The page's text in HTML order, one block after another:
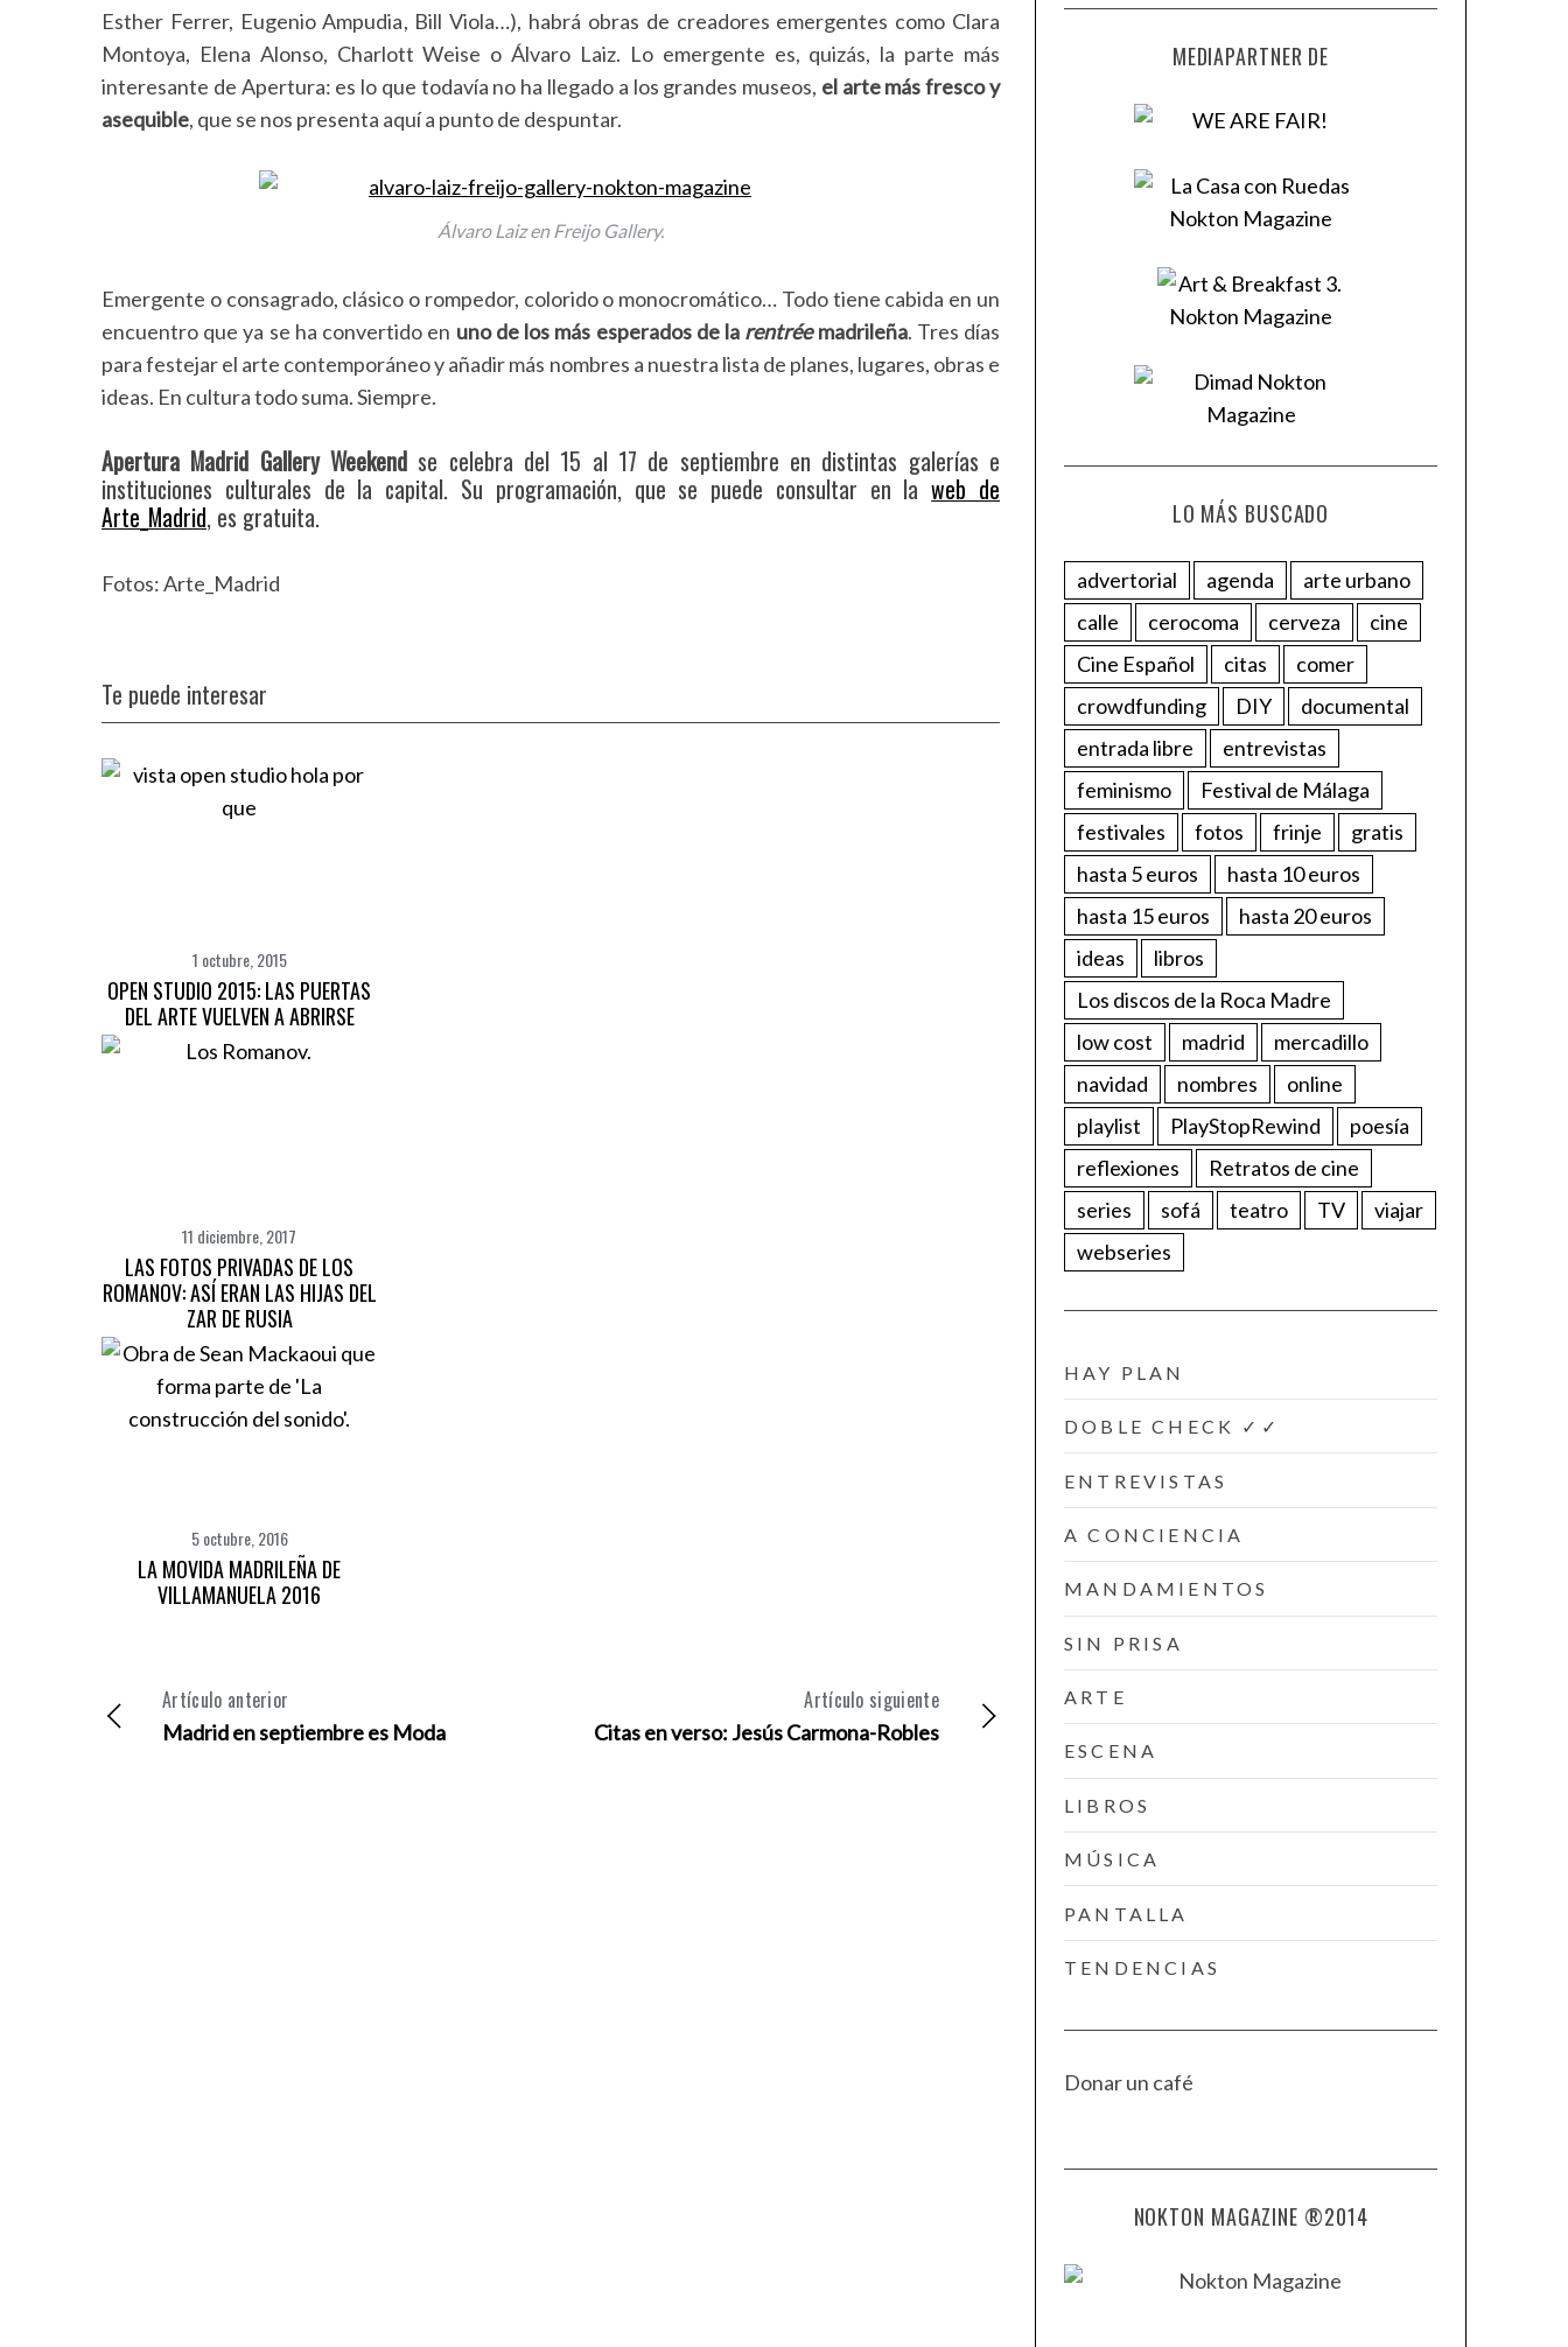
Esther Ferrer, Eugenio Ampudia, Bill Viola…), habrá obras de creadores emergentes como Clara
Montoya, Elena Alonso, Charlott Weise o Álvaro Laiz. Lo emergente es, quizás, la parte más
interesante de Apertura: es lo que todavía no ha llegado a los grandes museos, el arte más fresco y
asequible, que se nos presenta aquí a punto de despuntar.
Álvaro Laiz en Freijo Gallery.
Emergente o consagrado, clásico o rompedor, colorido o monocromático… Todo tiene cabida en un
encuentro que ya se ha convertido en uno de los más esperados de la rentréemadrileña. Tres días
para festejar el arte contemporáneo y añadir más nombres a nuestra lista de planes, lugares, obras e
ideas. En cultura todo suma. Siempre.
Apertura Madrid Gallery Weekend se celebra del 15 al 17 de septiembre en distintas galerías e
instituciones culturales de la capital. Su programación, que se puede consultar en laweb de
Arte_Madrid, es gratuita.
Fotos: Arte_Madrid
Te puede interesar
1 octubre, 2015
OPEN STUDIO 2015: LAS PUERTAS
DEL ARTE VUELVEN A ABRIRSE
11 diciembre, 2017
LAS FOTOS PRIVADAS DE LOS
ROMANOV: ASÍ ERAN LAS HIJAS DEL
ZAR DE RUSIA
5 octubre, 2016
LA MOVIDA MADRILEÑA DE
VILLAMANUELA 2016
Artículo anterior
Madrid en septiembre es Moda
Artículo siguiente
Citas en verso: Jesús Carmona-Robles
MEDIAPARTNER DE
LO MÁS BUSCADO
advertorial agenda
arte urbano
calle
cerocoma cerveza
cine
Cine Español
citas
comer
crowdfunding
DIY
documental
entrada libre
entrevistas
feminismo
Festival de Málaga
festivales
fotos frinje
gratis
hasta 5 euros
hasta 10 euros
hasta 15 euros
hasta 20 euros
ideas
libros
Los discos de la Roca Madre
low cost
madrid
mercadillo
navidad
nombres
online
playlist
PlayStopRewind
poesía
reflexiones
Retratos de cine
series
sofá teatro TV
viajar
webseries
HAY PLAN
DOBLE CHECK ✓✓
ENTREVISTAS
A CONCIENCIA
MANDAMIENTOS
SIN PRISA
ARTE
ESCENA
LIBROS
MÚSICA
PANTALLA
TENDENCIAS
Donar un café
NOKTON MAGAZINE ®2014
f